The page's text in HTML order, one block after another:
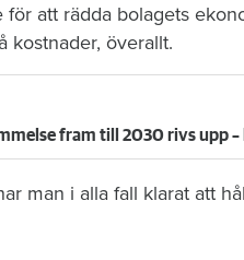
att rädda bolagets
kostnader, överallt.
man i alla fall klarat att